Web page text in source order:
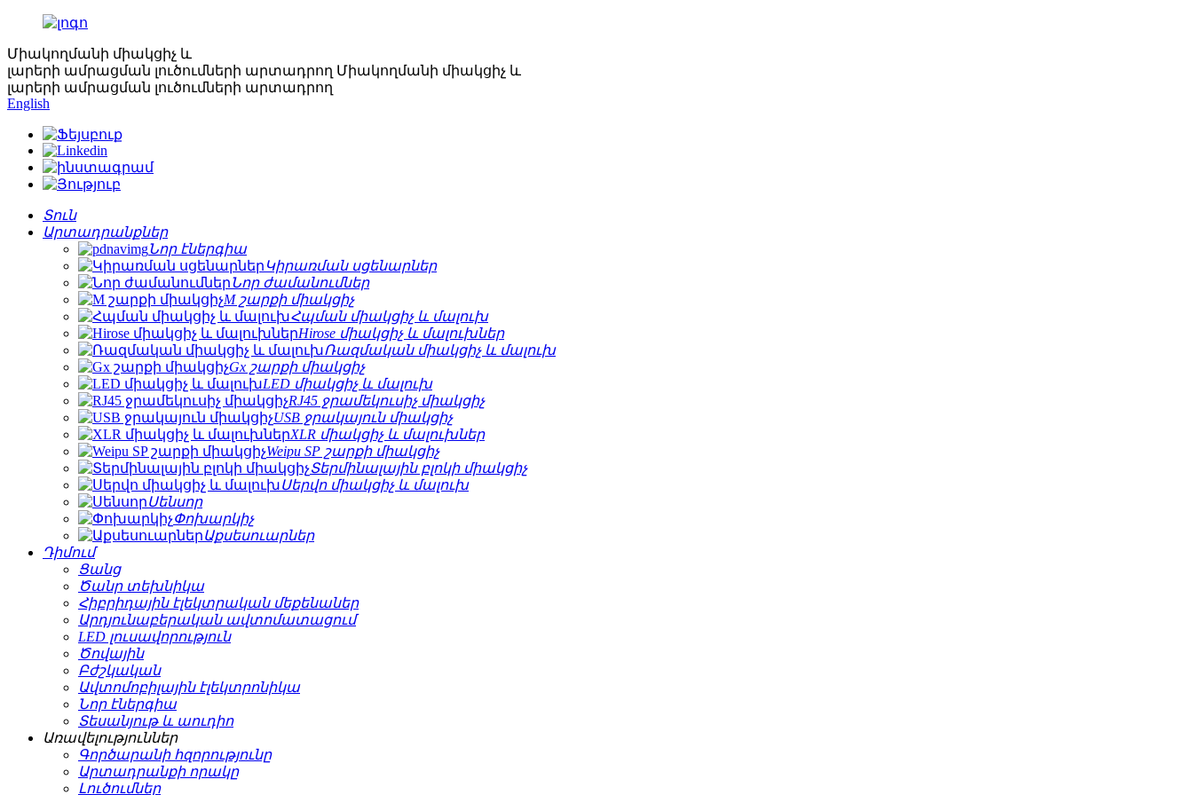
Միակողմանի միակցիչ և
լարերի ամրացման լուծումների արտադրող Միակողմանի միակցիչ և
լարերի ամրացման լուծումների արտադրող
English
Տուն
Արտադրանքներ
Նոր էներգիա
Կիրառման սցենարներ
Նոր ժամանումներ
M շարքի միակցիչ
Հպման միակցիչ և մալուխ
Hirose միակցիչ և մալուխներ
Ռազմական միակցիչ և մալուխ
Gx շարքի միակցիչ
LED միակցիչ և մալուխ
RJ45 ջրամեկուսիչ միակցիչ
USB ջրակայուն միակցիչ
XLR միակցիչ և մալուխներ
Weipu SP շարքի միակցիչ
Տերմինալային բլոկի միակցիչ
Սերվո միակցիչ և մալուխ
Սենսոր
Փոխարկիչ
Աքսեսուարներ
Դիմում
Ցանց
Ծանր տեխնիկա
Հիբրիդային էլեկտրական մեքենաներ
Արդյունաբերական ավտոմատացում
LED լուսավորություն
Ծովային
Բժշկական
Ավտոմոբիլային էլեկտրոնիկա
Նոր էներգիա
Տեսանյութ և աուդիո
Առավելություններ
Գործարանի հզորությունը
Արտադրանքի որակը
Լուծումներ